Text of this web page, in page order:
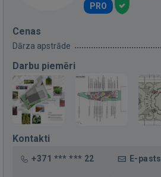
PRO
Cenas
Dārza apstrāde
Darbu piemēri
Kontakti
+371 *** *** 22 E-pasts